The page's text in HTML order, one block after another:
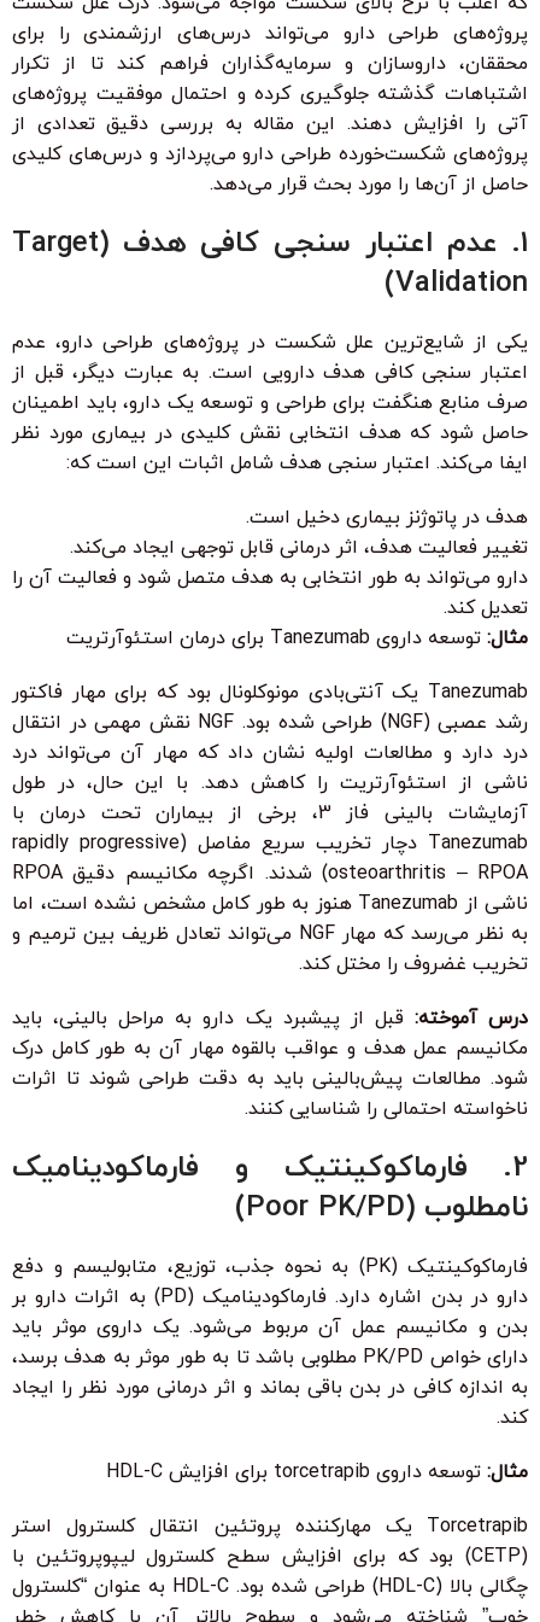
پروژه‌های طراحی دارو می‌تواند درس‌های ارزشمندی را برای
محققان، داروسازان و سرمایه‌گذاران فراهم کند تا از تکرار
اشتباهات گذشته جلوگیری کرده و احتمال موفقیت پروژه‌های
آتی را افزایش دهند. این مقاله به بررسی دقیق تعدادی از
پروژه‌های شکست‌خورده طراحی دارو می‌پردازد و درس‌های کلیدی
حاصل از آن‌ها را مورد بحث قرار می‌دهد.
1. عدم اعتبار سنجی کافی هدف (Target
Validation)
یکی از شایع‌ترین علل شکست در پروژه‌های طراحی دارو، عدم
اعتبار سنجی کافی هدف دارویی است. به عبارت دیگر، قبل از
صرف منابع هنگفت برای طراحی و توسعه یک دارو، باید اطمینان
حاصل شود که هدف انتخابی نقش کلیدی در بیماری مورد نظر
ایفا می‌کند. اعتبار سنجی هدف شامل اثبات این است که:
هدف در پاتوژنز بیماری دخیل است.
تغییر فعالیت هدف، اثر درمانی قابل توجهی ایجاد می‌کند.
دارو می‌تواند به طور انتخابی به هدف متصل شود و فعالیت آن را
تعدیل کند.
مثال: توسعه داروی Tanezumab برای درمان استئوآرتریت
Tanezumab یک آنتی‌بادی مونوکلونال بود که برای مهار فاکتور
رشد عصبی (NGF) طراحی شده بود. NGF نقش مهمی در انتقال
درد دارد و مطالعات اولیه نشان داد که مهار آن می‌تواند درد
ناشی از استئوآرتریت را کاهش دهد. با این حال، در طول
آزمایشات بالینی فاز 3، برخی از بیماران تحت درمان با
Tanezumab دچار تخریب سریع مفاصل (rapidly progressive
osteoarthritis – RPOA) شدند. اگرچه مکانیسم دقیق RPOA
ناشی از Tanezumab هنوز به طور کامل مشخص نشده است، اما
به نظر می‌رسد که مهار NGF می‌تواند تعادل ظریف بین ترمیم و
تخریب غضروف را مختل کند.
درس آموخته: قبل از پیشبرد یک دارو به مراحل بالینی، باید
مکانیسم عمل هدف و عواقب بالقوه مهار آن به طور کامل درک
شود. مطالعات پیش‌بالینی باید به دقت طراحی شوند تا اثرات
ناخواسته احتمالی را شناسایی کنند.
2. فارماکوکینتیک و فارماکودینامیک
نامطلوب (Poor PK/PD)
فارماکوکینتیک (PK) به نحوه جذب، توزیع، متابولیسم و دفع
دارو در بدن اشاره دارد. فارماکودینامیک (PD) به اثرات دارو بر
بدن و مکانیسم عمل آن مربوط می‌شود. یک داروی موثر باید
دارای خواص PK/PD مطلوبی باشد تا به طور موثر به هدف برسد،
به اندازه کافی در بدن باقی بماند و اثر درمانی مورد نظر را ایجاد
کند.
مثال: توسعه داروی torcetrapib برای افزایش HDL-C
Torcetrapib یک مهارکننده پروتئین انتقال کلسترول استر
(CETP) بود که برای افزایش سطح کلسترول لیپوپروتئین با
چگالی بالا (HDL-C) طراحی شده بود. HDL-C به عنوان “کلسترول